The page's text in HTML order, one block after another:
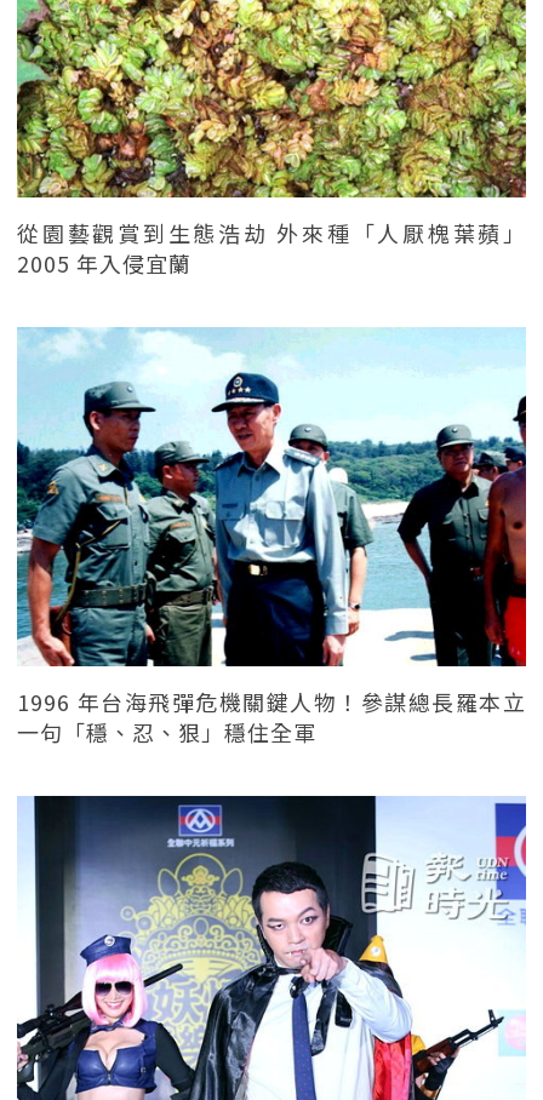
從園藝觀賞到生態浩劫 外來種「人厭槐葉蘋」
2005 年入侵宜蘭
1996 年台海飛彈危機關鍵人物！參謀總長羅本立
一句「穩、忍、狠」穩住全軍